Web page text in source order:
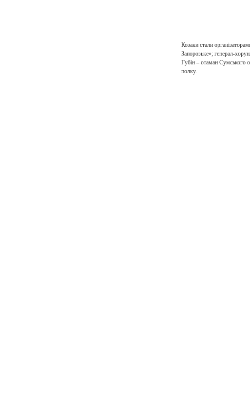
Козаки стали
Запорозьке»; генерал-
Губін – отаман Сумського
полку.